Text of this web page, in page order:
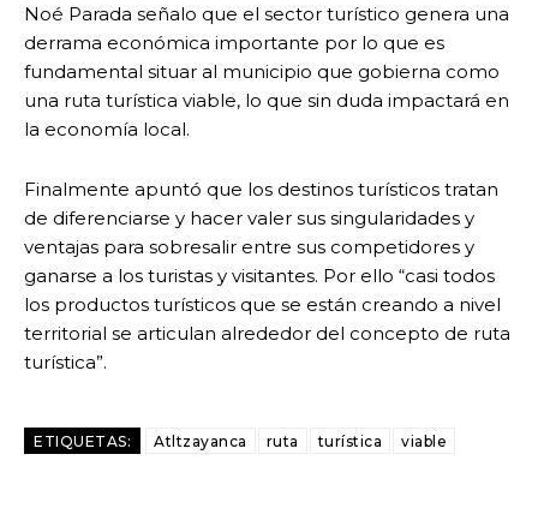
Noé Parada señalo que el sector turístico genera una
derrama económica importante por lo que es
fundamental situar al municipio que gobierna como
una ruta turística viable, lo que sin duda impactará en
la economía local.
Finalmente apuntó que los destinos turísticos tratan
de diferenciarse y hacer valer sus singularidades y
ventajas para sobresalir entre sus competidores y
ganarse a los turistas y visitantes. Por ello “casi todos
los productos turísticos que se están creando a nivel
territorial se articulan alrededor del concepto de ruta
turística”.
ETIQUETAS: Atltzayanca ruta turística viable